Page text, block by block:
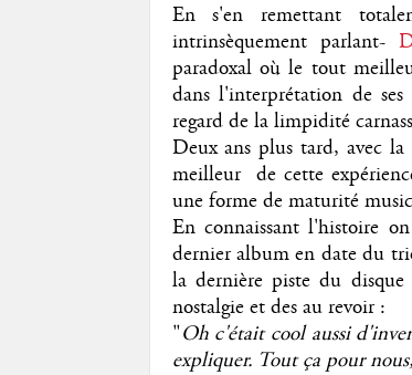
En s'en remettant
intrinsèquement parlant-
paradoxal où le tout
dans l'interprétation de
regard de la limpidité
Deux ans plus tard, avec la
meilleur de cette
une forme de maturité
En connaissant l'histoire
dernier album en date du
la dernière piste du
nostalgie et des au revoir :
"Oh c'était cool aussi
expliquer. Tout ça pour